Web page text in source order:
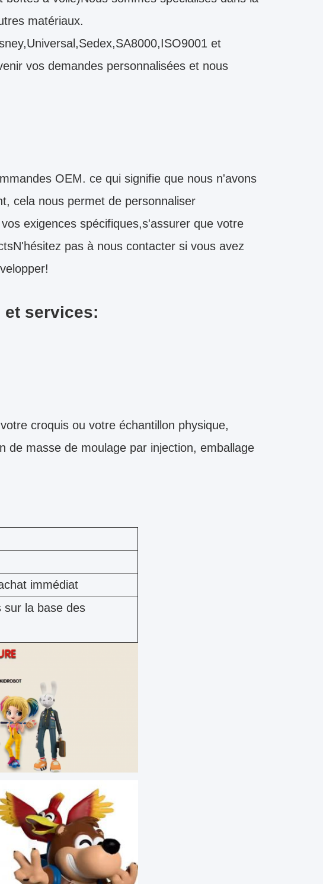
matériaux.
et
vos demandes personnalisées et nous
OEM. ce qui signifie que nous n'avons
cela nous permet de personnaliser
exigences spécifiques,s'assurer que votre
pas à nous contacter si vous avez
services:
croquis ou votre échantillon physique,
de masse de moulage par injection, emballage
immédiat
sur la base des